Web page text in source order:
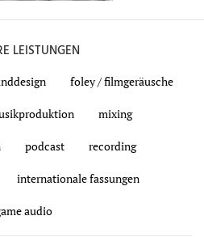
LEISTUNGEN
foley / filmgeräusche
mixing
podcast recording
internationale fassungen
audio